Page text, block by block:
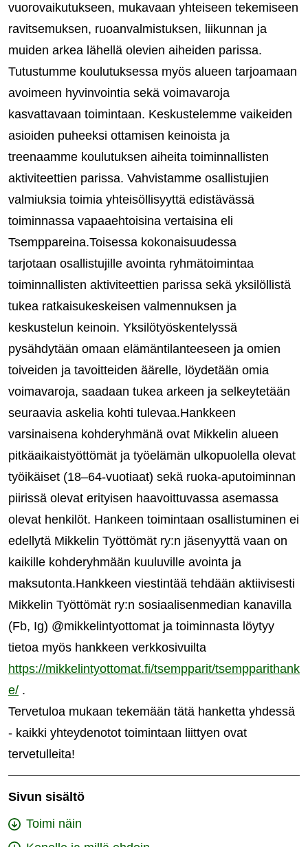
vuorovaikutukseen, mukavaan yhteiseen tekemiseen
ravitsemuksen, ruoanvalmistuksen, liikunnan ja
muiden arkea lähellä olevien aiheiden parissa.
Tutustumme koulutuksessa myös alueen tarjoamaan
avoimeen hyvinvointia sekä voimavaroja
kasvattavaan toimintaan. Keskustelemme vaikeiden
asioiden puheeksi ottamisen keinoista ja
treenaamme koulutuksen aiheita toiminnallisten
aktiviteettien parissa. Vahvistamme osallistujien
valmiuksia toimia yhteisöllisyyttä edistävässä
toiminnassa vapaaehtoisina vertaisina eli
Tsemppareina.Toisessa kokonaisuudessa
tarjotaan osallistujille avointa ryhmätoimintaa
toiminnallisten aktiviteettien parissa sekä yksilöllistä
tukea ratkaisukeskeisen valmennuksen ja
keskustelun keinoin. Yksilötyöskentelyssä
pysähdytään omaan elämäntilanteeseen ja omien
toiveiden ja tavoitteiden äärelle, löydetään omia
voimavaroja, saadaan tukea arkeen ja selkeytetään
seuraavia askelia kohti tulevaa.Hankkeen
varsinaisena kohderyhmänä ovat Mikkelin alueen
pitkäaikaistyöttömät ja työelämän ulkopuolella olevat
työikäiset (18–64‑vuotiaat) sekä ruoka‑aputoiminnan
piirissä olevat erityisen haavoittuvassa asemassa
olevat henkilöt. Hankeen toimintaan osallistuminen ei
edellytä Mikkelin Työttömät ry:n jäsenyyttä vaan on
kaikille kohderyhmään kuuluville avointa ja
maksutonta.Hankkeen viestintää tehdään aktiivisesti
Mikkelin Työttömät ry:n sosiaalisenmedian kanavilla
(Fb, Ig) @mikkelintyottomat ja toiminnasta löytyy
tietoa myös hankkeen verkkosivuilta
https://mikkelintyottomat.fi/tsempparit/tsempparithank
e/ .
Tervetuloa mukaan tekemään tätä hanketta yhdessä
- kaikki yhteydenotot toimintaan liittyen ovat
tervetulleita!
Sivun sisältö
Toimi näin